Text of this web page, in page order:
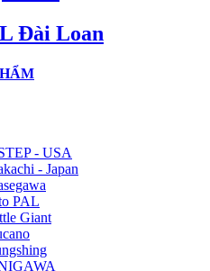
Đài Loan
- USA
- Japan
PAL
Giant